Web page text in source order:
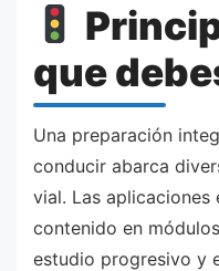
que
Una preparación
conducir abarca
vial. Las
contenido en
estudio progresivo y